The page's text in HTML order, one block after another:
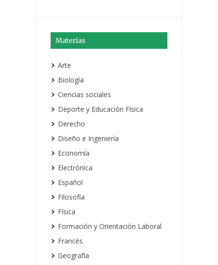
Materias
Arte
Biología
Ciencias sociales
Deporte y Educación Física
Derecho
Diseño e Ingeniería
Economía
Electrónica
Español
Filosofía
Física
Formación y Orientación Laboral
Francés
Geografía